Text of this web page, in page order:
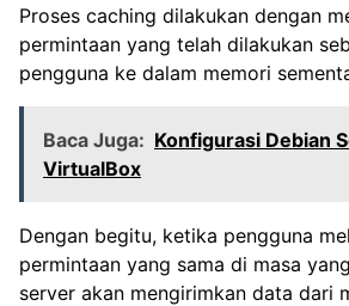
Proses caching dilakukan dengan
permintaan yang telah dilakukan
pengguna ke dalam memori
Baca Juga: Konfigurasi Debian
VirtualBox
Dengan begitu, ketika pengguna
permintaan yang sama di masa
server akan mengirimkan data dari